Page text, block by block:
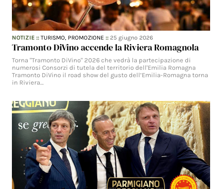
NOTIZIE ::TURISMO, PROMOZIONE ::25 giugno 2026
Tramonto DiVino accende la Riviera Romagnola
Torna "Tramonto DiVino" 2026 che vedrà la partecipazione di
numerosi Consorzi di tutela del territorio dell'Emilia Romagna
Tramonto DiVino il road show del gusto dell’Emilia-Romagna torna
in Riviera…